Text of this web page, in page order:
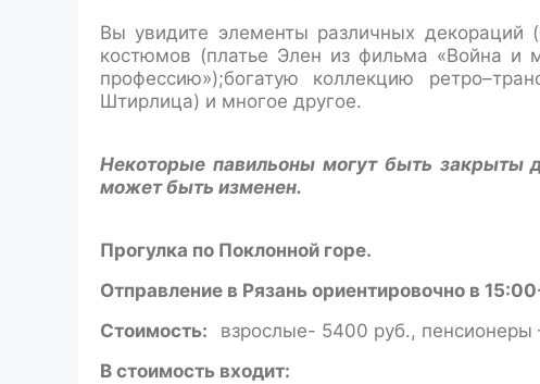
Вы увидите элементы различных декораций
костюмов (платье Элен из фильма «Война и
профессию»);богатую коллекцию
Штирлица) и многое другое.
Некоторые павильоны могут быть закрыты
может быть изменен.
Прогулка по Поклонной горе.
Отправление в Рязань ориентировочно в
Стоимость:
взрослые- 5400 руб.,
В стоимость входит: